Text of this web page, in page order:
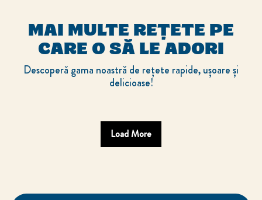
MAI MULTE REȚETE PE
CARE O SĂ LE ADORI
Descoperă gama noastră de rețete rapide, ușoare și
delicioase!
Load More